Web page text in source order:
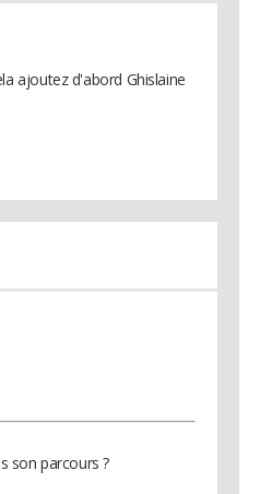
ajoutez d'abord Ghislaine
son parcours ?